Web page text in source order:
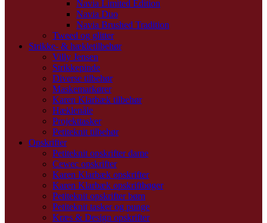
Navia Limited Edition
Navia Duo
Navia Brushed Tradition
Tweed og glitter
Strikke- & hækletilbehør
Villy Jensen
Strikkepinde
Diverse tilbehør
Maskemarkører
Karen Klarbæk tilbehør
Hæklenåle
Projekttasker
Petiteknit tilbehør
Opskrifter
Petiteknit opskrifter dame
Cewec opskrifter
Karen Klarbæk opskrifter
Karen Klarbæk opskriftbøger
Petiteknit opskrifter børn
Petiteknit tasker og punge
Kræs & Design opskrifter